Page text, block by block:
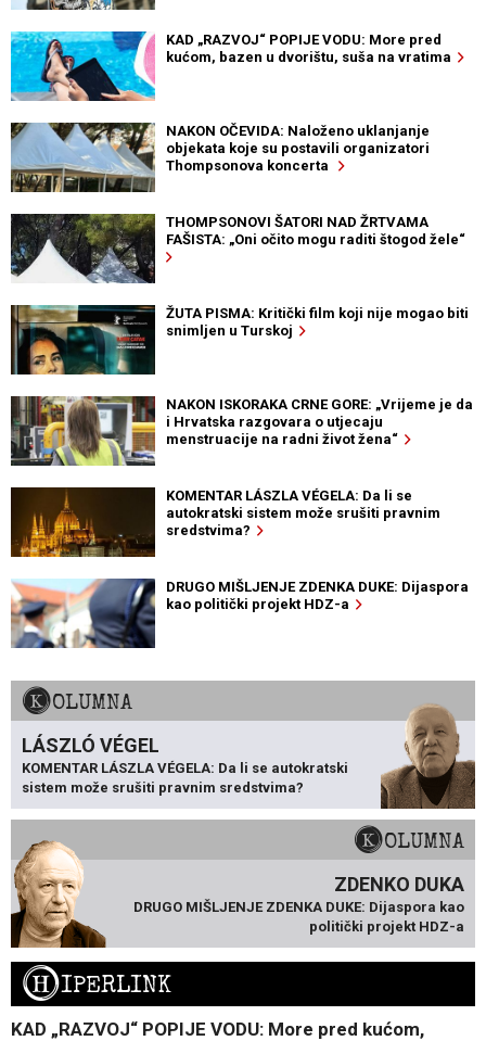
KAD „RAZVOJ“ POPIJE VODU: More pred
kućom, bazen u dvorištu, suša na vratima
NAKON OČEVIDA: Naloženo uklanjanje
objekata koje su postavili organizatori
Thompsonova koncerta
THOMPSONOVI ŠATORI NAD ŽRTVAMA
FAŠISTA: „Oni očito mogu raditi štogod žele“
ŽUTA PISMA: Kritički film koji nije mogao biti
snimljen u Turskoj
NAKON ISKORAKA CRNE GORE: „Vrijeme je da
i Hrvatska razgovara o utjecaju
menstruacije na radni život žena“
KOMENTAR LÁSZLA VÉGELA: Da li se
autokratski sistem može srušiti pravnim
sredstvima?
DRUGO MIŠLJENJE ZDENKA DUKE: Dijaspora
kao politički projekt HDZ-a
KOLUMNA
LÁSZLÓ VÉGEL
KOMENTAR LÁSZLA VÉGELA: Da li se autokratski
sistem može srušiti pravnim sredstvima?
KOLUMNA
ZDENKO DUKA
DRUGO MIŠLJENJE ZDENKA DUKE: Dijaspora kao
politički projekt HDZ-a
HIPERLINK
KAD „RAZVOJ“ POPIJE VODU: More pred kućom,